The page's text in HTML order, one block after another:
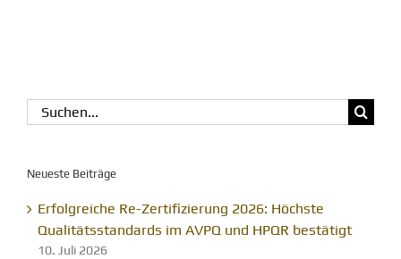
Suche
nach:
Neueste Beiträge
Erfolgreiche Re-Zertifizierung 2026: Höchste
Qualitätsstandards im AVPQ und HPQR bestätigt
10. Juli 2026